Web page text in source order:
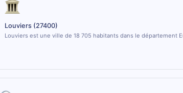
Louviers (27400)
Louviers est une ville de 18 705 habitants dans le département